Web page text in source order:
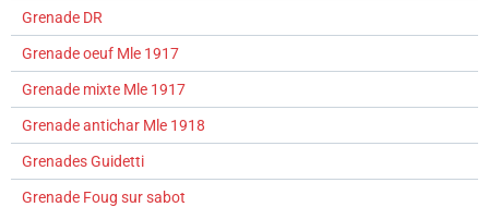
Grenade DR
Grenade oeuf Mle 1917
Grenade mixte Mle 1917
Grenade antichar Mle 1918
Grenades Guidetti
Grenade Foug sur sabot